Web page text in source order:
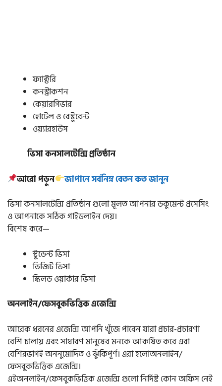
ফ্যাক্টরি
কনস্ট্রাকশন
কেয়ারগিভার
হোটেল ও রেস্টুরেন্ট
ওয়্যারহাউস
ভিসা কনসালটেন্সি প্রতিষ্ঠান
আরো পড়ুন
জাপানে সর্বনিম্ন বেতন কত জানুন
ভিসা কনসালটেন্সি প্রতিষ্ঠান গুলো মূলত আপনার ডকুমেন্ট প্রসেসিং
ও আপনাকে সঠিক গাইডলাইন দেয়।
বিশেষ করে—
স্টুডেন্ট ভিসা
ভিজিট ভিসা
স্কিলড ওয়ার্কার ভিসা
অনলাইন/ফেসবুকভিত্তিক এজেন্সি
আরেক ধরনের এজেন্সি আপনি খুঁজে পাবেন যারা প্রচার-প্রচারণা
বেশি চালায় এবং সাধারণ মানুষের মনকে আকর্ষিত করে এরা
বেশিরভাগই অননুমোদিত ও ঝুঁকিপূর্ণ। এরা হলোঅনলাইন/
ফেসবুকভিত্তিক এজেন্সি।
এইঅনলাইন/ফেসবুকভিত্তিক এজেন্সি গুলো নির্দিষ্ট কোন অফিস নেই